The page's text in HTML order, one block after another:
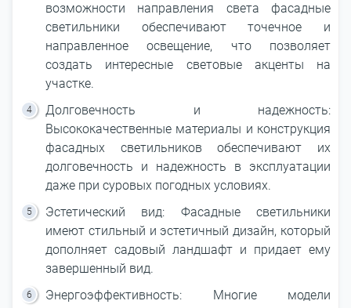
возможности направления света фасадные
светильники обеспечивают точечное и
направленное освещение, что позволяет
создать интересные световые акценты на
участке.
Долговечность и надежность:
Высококачественные материалы и конструкция
фасадных светильников обеспечивают их
долговечность и надежность в эксплуатации
даже при суровых погодных условиях.
Эстетический вид: Фасадные светильники
имеют стильный и эстетичный дизайн, который
дополняет садовый ландшафт и придает ему
завершенный вид.
Энергоэффективность: Многие модели